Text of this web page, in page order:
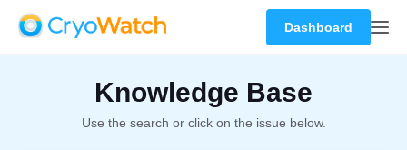
Dashboard
Knowledge Base
Use the search or click on the issue below.